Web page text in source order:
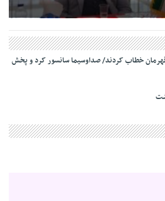
خطاب کردند/ صداوسیما سانسور کرد و پخش